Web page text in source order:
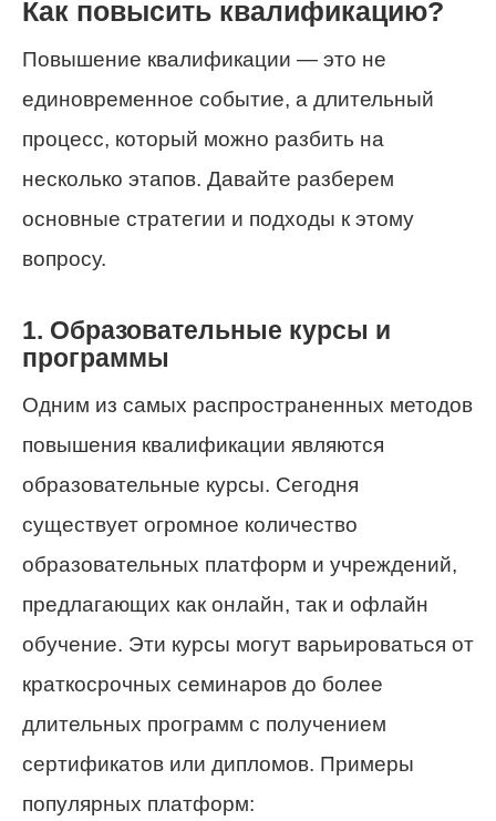
Как повысить квалификацию?
Повышение квалификации — это не
единовременное событие, а длительный
процесс, который можно разбить на
несколько этапов. Давайте разберем
основные стратегии и подходы к этому
вопросу.
1. Образовательные курсы и
программы
Одним из самых распространенных методов
повышения квалификации являются
образовательные курсы. Сегодня
существует огромное количество
образовательных платформ и учреждений,
предлагающих как онлайн, так и офлайн
обучение. Эти курсы могут варьироваться от
краткосрочных семинаров до более
длительных программ с получением
сертификатов или дипломов. Примеры
популярных платформ: